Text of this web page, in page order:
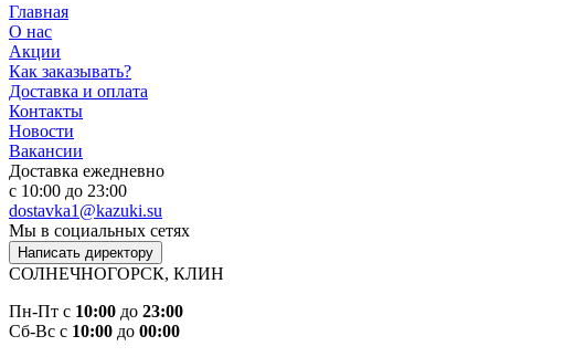
Главная
О нас
Акции
Как заказывать?
Доставка и оплата
Контакты
Новости
Вакансии
Доставка ежедневно
с 10:00 до 23:00
dostavka1@kazuki.su
Мы в социальных сетях
Написать директору
СОЛНЕЧНОГОРСК, КЛИН
Пн-Пт c 10:00 до 23:00
Сб-Вс c 10:00 до 00:00